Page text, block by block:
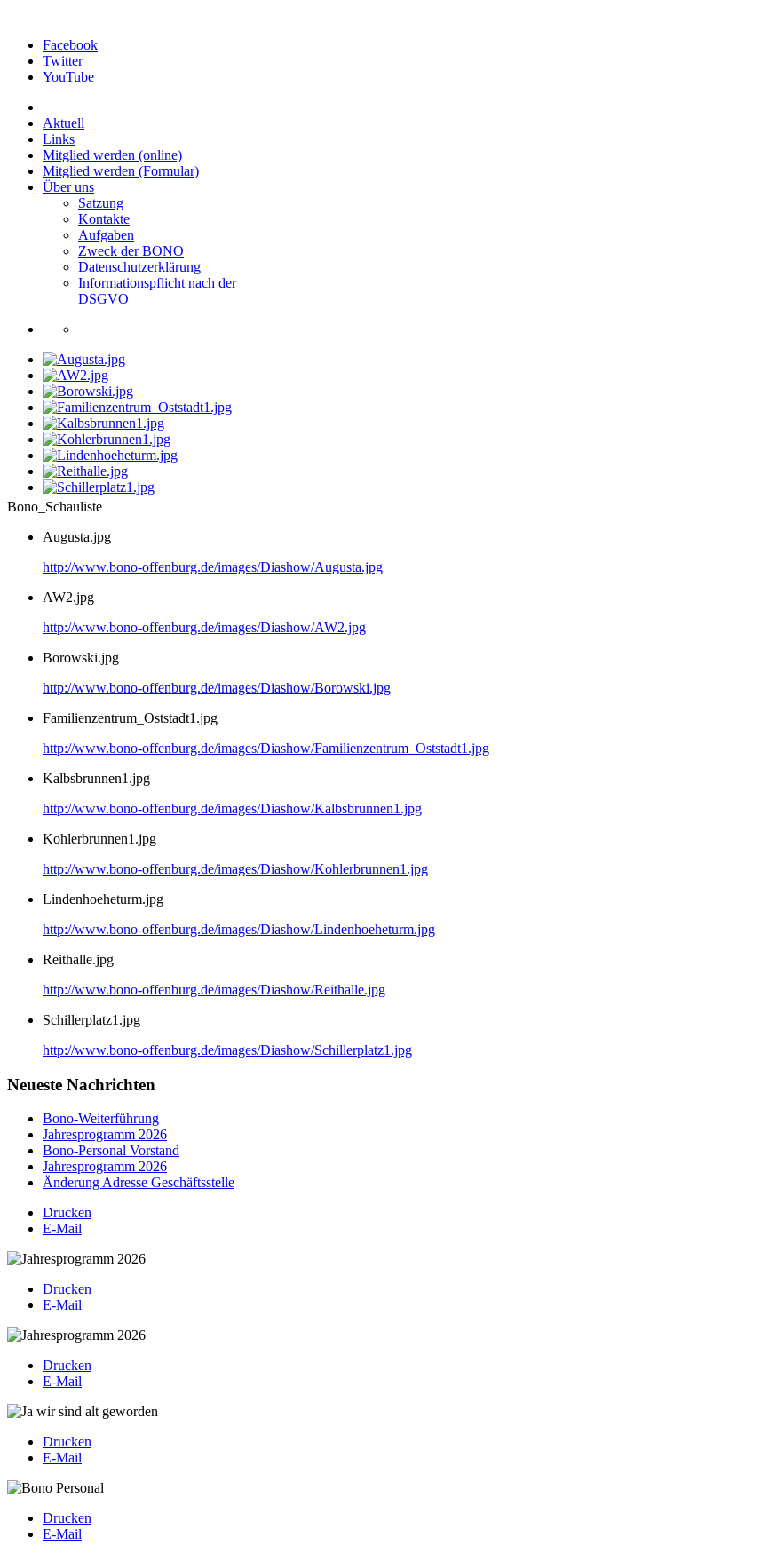
Facebook
Twitter
YouTube
Aktuell
Links
Mitglied werden (online)
Mitglied werden (Formular)
Über uns
Satzung
Kontakte
Aufgaben
Zweck der BONO
Datenschutzerklärung
Informationspflicht nach der
DSGVO
Bono_Schauliste
Augusta.jpg
http://www.bono-offenburg.de/images/Diashow/Augusta.jpg
AW2.jpg
http://www.bono-offenburg.de/images/Diashow/AW2.jpg
Borowski.jpg
http://www.bono-offenburg.de/images/Diashow/Borowski.jpg
Familienzentrum_Oststadt1.jpg
http://www.bono-offenburg.de/images/Diashow/Familienzentrum_Oststadt1.jpg
Kalbsbrunnen1.jpg
http://www.bono-offenburg.de/images/Diashow/Kalbsbrunnen1.jpg
Kohlerbrunnen1.jpg
http://www.bono-offenburg.de/images/Diashow/Kohlerbrunnen1.jpg
Lindenhoeheturm.jpg
http://www.bono-offenburg.de/images/Diashow/Lindenhoeheturm.jpg
Reithalle.jpg
http://www.bono-offenburg.de/images/Diashow/Reithalle.jpg
Schillerplatz1.jpg
http://www.bono-offenburg.de/images/Diashow/Schillerplatz1.jpg
Neueste Nachrichten
Bono-Weiterführung
Jahresprogramm 2026
Bono-Personal Vorstand
Jahresprogramm 2026
Änderung Adresse Geschäftsstelle
Drucken
E-Mail
Drucken
E-Mail
Drucken
E-Mail
Drucken
E-Mail
Drucken
E-Mail